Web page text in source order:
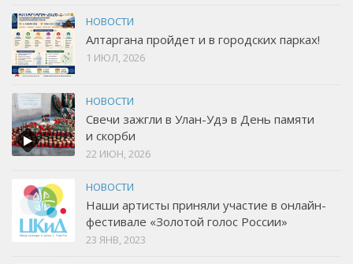
НОВОСТИ
Алтаргана пройдет и в городских парках!
1 ИЮЛ, 2026
НОВОСТИ
Свечи зажгли в Улан-Удэ в День памяти
и скорби
22 ИЮН, 2026
НОВОСТИ
Наши артисты приняли участие в онлайн-
фестивале «Золотой голос России»
23 ЯНВ, 2023